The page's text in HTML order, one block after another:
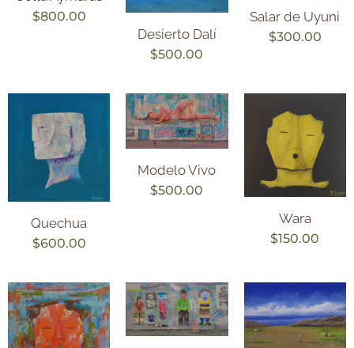
$800.00
Desierto Dalí
$500.00
Salar de Uyuni
$300.00
Quechua
$600.00
Modelo Vivo
$500.00
Wara
$150.00